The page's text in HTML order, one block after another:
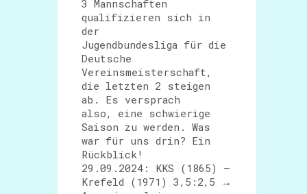
3 Mannschaften
qualifizieren sich in
der
Jugendbundesliga für die
Deutsche
Vereinsmeisterschaft,
die letzten 2 steigen
ab. Es versprach
also, eine schwierige
Saison zu werden. Was
war für uns drin? Ein
Rückblick!
29.09.2024: KKS (1865) –
Krefeld (1971) 3,5:2,5 →